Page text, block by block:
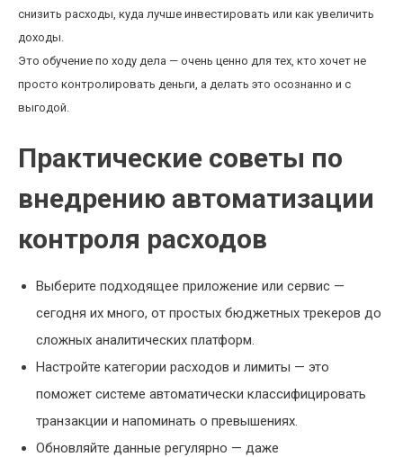
снизить расходы, куда лучше инвестировать или как увеличить
доходы.
Это обучение по ходу дела — очень ценно для тех, кто хочет не
просто контролировать деньги, а делать это осознанно и с
выгодой.
Практические советы по
внедрению автоматизации
контроля расходов
Выберите подходящее приложение или сервис —
сегодня их много, от простых бюджетных трекеров до
сложных аналитических платформ.
Настройте категории расходов и лимиты — это
поможет системе автоматически классифицировать
транзакции и напоминать о превышениях.
Обновляйте данные регулярно — даже